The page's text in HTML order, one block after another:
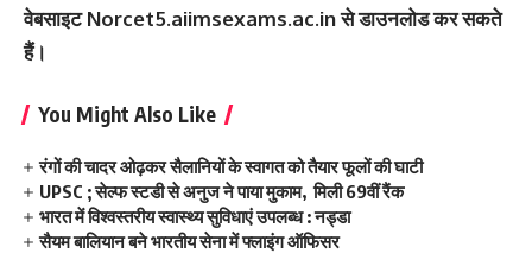
वेबसाइट Norcet5.aiimsexams.ac.in से डाउनलोड कर सकते
हैं।
You Might Also Like
रंगों की चादर ओढ़कर सैलानियों के स्वागत को तैयार फूलों की घाटी
UPSC ; सेल्फ स्टडी से अनुज ने पाया मुकाम, मिली 69वीं रैंक
भारत में विश्वस्तरीय स्वास्थ्य सुविधाएं उपलब्ध : नड्डा
सैयम बालियान बने भारतीय सेना में फ्लाइंग ऑफिसर